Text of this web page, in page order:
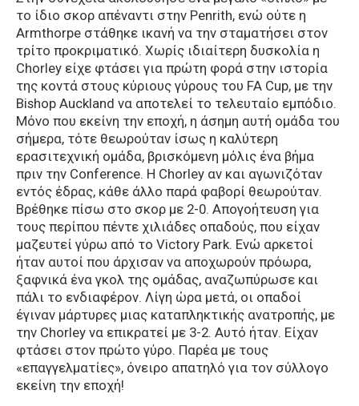
το ίδιο σκορ απέναντι στην Penrith, ενώ ούτε η
Armthorpe στάθηκε ικανή να την σταματήσει στον
τρίτο προκριματικό. Χωρίς ιδιαίτερη δυσκολία η
Chorley είχε φτάσει για πρώτη φορά στην ιστορία
της κοντά στους κύριους γύρους του FA Cup, με την
Bishop Auckland να αποτελεί το τελευταίο εμπόδιο.
Μόνο που εκείνη την εποχή, η άσημη αυτή ομάδα του
σήμερα, τότε θεωρούταν ίσως η καλύτερη
ερασιτεχνική ομάδα, βρισκόμενη μόλις ένα βήμα
πριν την Conference. H Chorley αν και αγωνιζόταν
εντός έδρας, κάθε άλλο παρά φαβορί θεωρούταν.
Βρέθηκε πίσω στο σκορ με 2-0. Απογοήτευση για
τους περίπου πέντε χιλιάδες οπαδούς, που είχαν
μαζευτεί γύρω από το Victory Park. Ενώ αρκετοί
ήταν αυτοί που άρχισαν να αποχωρούν πρόωρα,
ξαφνικά ένα γκολ της ομάδας, αναζωπύρωσε και
πάλι το ενδιαφέρον. Λίγη ώρα μετά, οι οπαδοί
έγιναν μάρτυρες μιας καταπληκτικής ανατροπής, με
την Chorley να επικρατεί με 3-2. Αυτό ήταν. Είχαν
φτάσει στον πρώτο γύρο. Παρέα με τους
«επαγγελματίες», όνειρο απατηλό για τον σύλλογο
εκείνη την εποχή!